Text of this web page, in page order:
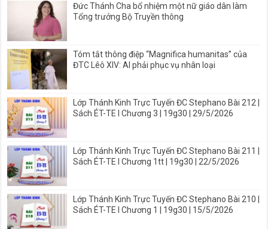
Đức Thánh Cha bổ nhiệm một nữ giáo dân làm
Tổng trưởng Bộ Truyền thông
Tóm tắt thông điệp “Magnifica humanitas” của
ĐTC Lêô XIV: AI phải phục vụ nhân loại
Lớp Thánh Kinh Trực Tuyến ĐC Stephano Bài 212 |
Sách ÉT-TE I Chương 3 | 19g30 | 29/5/2026
Lớp Thánh Kinh Trực Tuyến ĐC Stephano Bài 211 |
Sách ÉT-TE I Chương 1tt | 19g30 | 22/5/2026
Lớp Thánh Kinh Trực Tuyến ĐC Stephano Bài 210 |
Sách ÉT-TE I Chương 1 | 19g30 | 15/5/2026